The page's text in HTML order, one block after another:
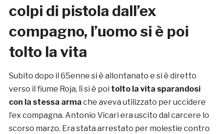
colpi di pistola dall’ex
compagno, l’uomo si è poi
tolto la vita
Subito dopo il 65enne si è allontanato e si è diretto
verso il fiume Roja, lì si è poi tolto la vita sparandosi
con la stessa arma che aveva utilizzato per uccidere
l’ex compagna. Antonio Vicari era uscito dal carcere lo
scorso marzo. Era stata arrestato per molestie contro